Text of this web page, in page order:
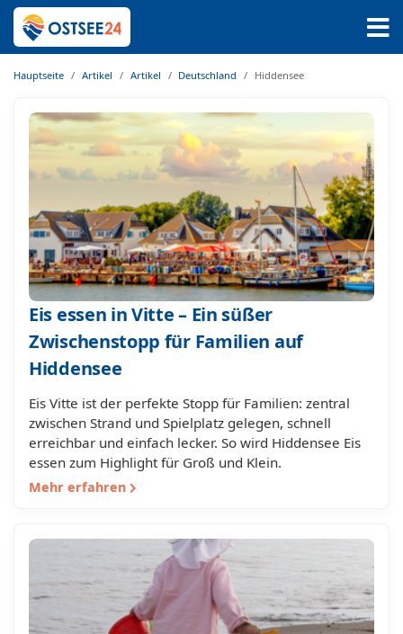
Hauptseite Artikel Artikel Deutschland Hiddensee
Eis essen in Vitte – Ein süßer
Zwischenstopp für Familien auf
Hiddensee
Eis Vitte ist der perfekte Stopp für Familien: zentral
zwischen Strand und Spielplatz gelegen, schnell
erreichbar und einfach lecker. So wird Hiddensee Eis
essen zum Highlight für Groß und Klein.
Mehr erfahren